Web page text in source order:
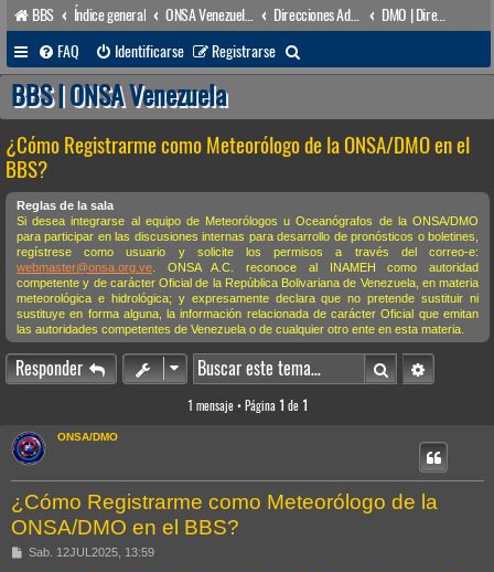
BBS Índice general Direcciones Administrativas
DMO | Dirección de Meteorología & Oceanografía
FAQ
Identificarse Registrarse
u
c
BBS | ONSA Venezuela
¿Cómo Registrarme como Meteorólogo de la ONSA/DMO en el
BBS?
Reglas de la sala
Si desea integrarse al equipo de Meteorólogos u Oceanógrafos de la ONSA/DMO
para participar en las discusiones internas para desarrollo de pronósticos o boletines,
regístrese como usuario y solicite los permisos a través del correo-e:
webmaster@onsa.org.ve . ONSA A.C. reconoce al INAMEH como autoridad
competente y de carácter Oficial de la República Bolivariana de Venezuela, en materia
meteorológica e hidrológica; y expresamente declara que no pretende sustituir ni
sustituye en forma alguna, la información relacionada de carácter Oficial que emitan
las autoridades competentes de Venezuela o de cualquier otro ente en esta materia.
Responder BuscarBúsqueda
1 mensaje • Página 1 de 1
ONSA/DMO
¿Cómo Registrarme como Meteorólogo de la
ONSA/DMO en el BBS?
M
Sab. 12JUL2025, 13:59